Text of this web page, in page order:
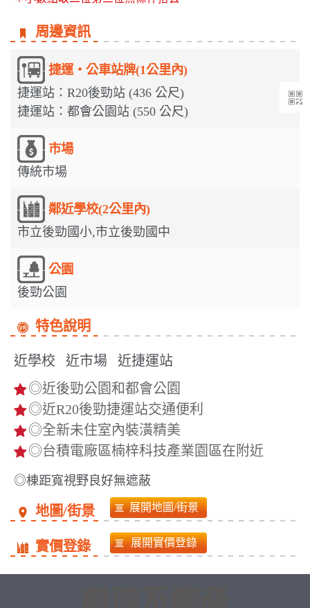
周邊資訊
捷運‧公車站牌(1公里內)
捷運站：R20後勁站 (436 公尺)
捷運站：都會公園站 (550 公尺)
市場
傳統市場
鄰近學校(2公里內)
市立後勁國小,市立後勁國中
公園
後勁公園
特色說明
近學校 近市場
近捷運站
◎近後勁公園和都會公園
◎近R20後勁捷運站交通便利
◎全新未住室內裝潢精美
◎台積電廠區楠梓科技產業園區在附近
◎棟距寬視野良好無遮蔽
地圖/街景
實價登錄